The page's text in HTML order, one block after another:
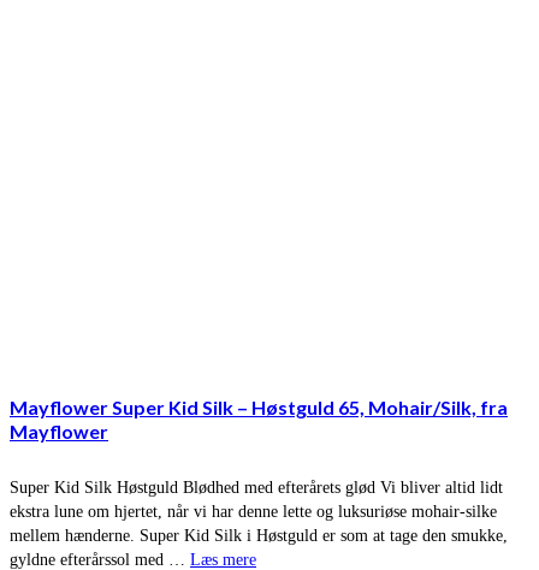
Mayflower Super Kid Silk – Høstguld 65, Mohair/Silk, fra
Mayflower
Super Kid Silk Høstguld Blødhed med efterårets glød Vi bliver altid lidt
ekstra lune om hjertet, når vi har denne lette og luksuriøse mohair-silke
mellem hænderne. Super Kid Silk i Høstguld er som at tage den smukke,
gyldne efterårssol med … Læs mere